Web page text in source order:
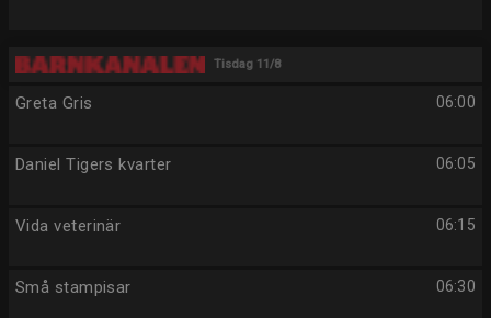
Tisdag 11/8
06:00
Greta Gris
06:05
Daniel Tigers kvarter
06:15
Vida veterinär
06:30
Små stampisar